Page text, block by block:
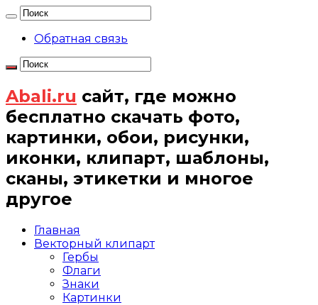
Обратная связь
Abali.ru сайт, где можно
бесплатно скачать фото,
картинки, обои, рисунки,
иконки, клипарт, шаблоны,
сканы, этикетки и многое
другое
Главная
Векторный клипарт
Гербы
Флаги
Знаки
Картинки